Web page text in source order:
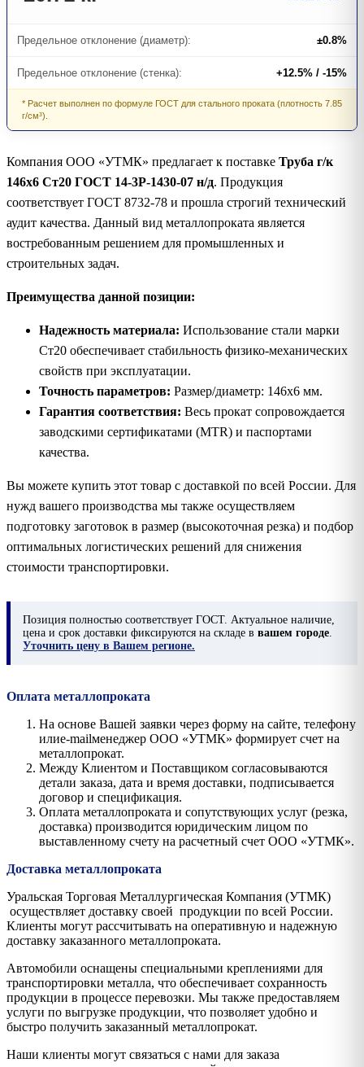
Предельное отклонение (диаметр): ±0.8%
Предельное отклонение (стенка): +12.5% / -15%
* Расчет выполнен по формуле ГОСТ для стального проката (плотность 7.85
г/см³).
Компания ООО «УТМК» предлагает к поставке Труба г/к
146х6 Ст20 ГОСТ 14-3Р-1430-07 н/д. Продукция
соответствует ГОСТ 8732-78 и прошла строгий технический
аудит качества. Данный вид металлопроката является
востребованным решением для промышленных и
строительных задач.
Преимущества данной позиции:
Надежность материала: Использование стали марки
Ст20 обеспечивает стабильность физико-механических
свойств при эксплуатации.
Точность параметров: Размер/диаметр: 146х6 мм.
Гарантия соответствия: Весь прокат сопровождается
заводскими сертификатами (MTR) и паспортами
качества.
Вы можете купить этот товар с доставкой по всей России. Для
нужд вашего производства мы также осуществляем
подготовку заготовок в размер (высокоточная резка) и подбор
оптимальных логистических решений для снижения
стоимости транспортировки.
Позиция полностью соответствует ГОСТ. Актуальное наличие,
цена и срок доставки фиксируются на складе в вашем городе
Уточнить цену в Вашем регионе.
Оплата металлопроката
На основе Вашей заявки через форму на сайте, телефону
илиe-mailменеджер ООО «УТМК» формирует счет на
металлопрокат.
Между Клиентом и Поставщиком согласовываются
детали заказа, дата и время доставки, подписывается
договор и спецификация.
Оплата металлопроката и сопутствующих услуг (резка,
доставка) производится юридическим лицом по
выставленному счету на расчетный счет ООО «УТМК».
Доставка металлопроката
Уральская Торговая Металлургическая Компания (УТМК)
осуществляет доставку своей продукции по всей России.
Клиенты могут рассчитывать на оперативную и надежную
доставку заказанного металлопроката.
Автомобили оснащены специальными креплениями для
транспортировки металла, что обеспечивает сохранность
продукции в процессе перевозки. Мы также предоставляем
услуги по выгрузке продукции, что позволяет удобно и
быстро получить заказанный металлопрокат.
Наши клиенты могут связаться с нами для заказа